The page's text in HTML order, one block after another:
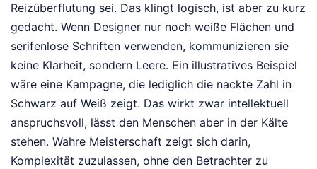
Reizüberflutung sei. Das klingt logisch, ist aber zu kurz
gedacht. Wenn Designer nur noch weiße Flächen und
serifenlose Schriften verwenden, kommunizieren sie
keine Klarheit, sondern Leere. Ein illustratives Beispiel
wäre eine Kampagne, die lediglich die nackte Zahl in
Schwarz auf Weiß zeigt. Das wirkt zwar intellektuell
anspruchsvoll, lässt den Menschen aber in der Kälte
stehen. Wahre Meisterschaft zeigt sich darin,
Komplexität zuzulassen, ohne den Betrachter zu